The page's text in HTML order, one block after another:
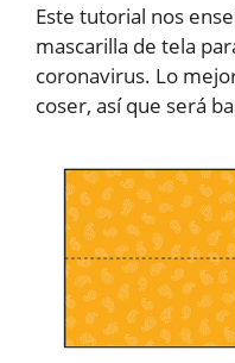
Este tutorial nos
mascarilla de tela
coronavirus. Lo
coser, así que será